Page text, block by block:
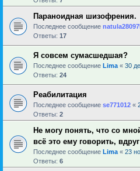
Параноидная шизофрения.
Последнее сообщение
Ответы: 17
Я совсем сумасшедшая?
Последнее сообщение Lima « 30
Ответы: 24
Реабилитация
Последнее сообщение se771012 «
Ответы: 2
Не могу понять, что со
всё это ему говорить,
Последнее сообщение Lima « 23
Ответы: 6